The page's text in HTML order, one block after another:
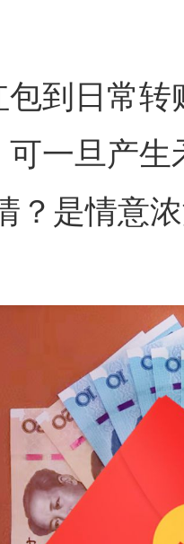
日常转
一旦产生
？是情意